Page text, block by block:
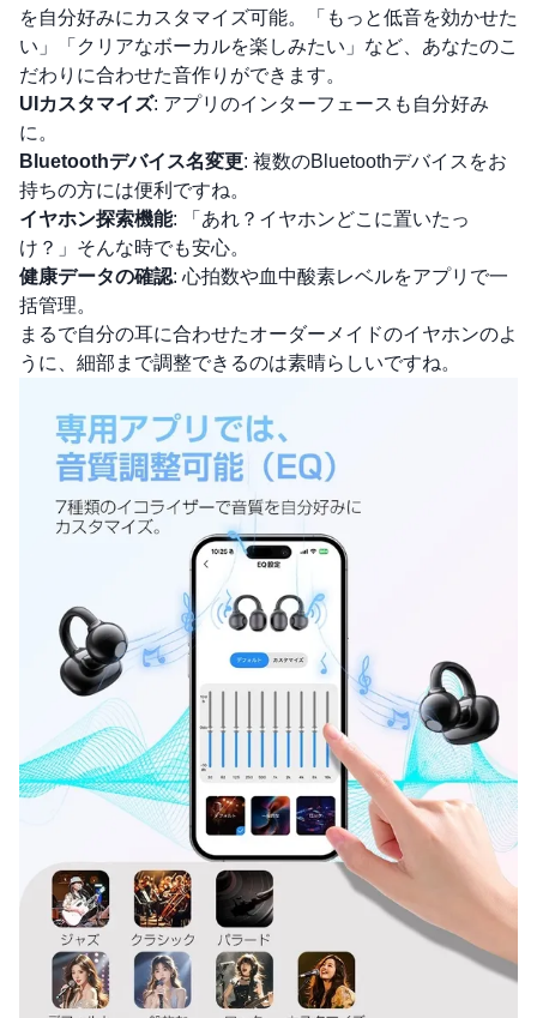
を自分好みにカスタマイズ可能。「もっと低音を効かせた
い」「クリアなボーカルを楽しみたい」など、あなたのこ
だわりに合わせた音作りができます。
UIカスタマイズ: アプリのインターフェースも自分好み
に。
Bluetoothデバイス名変更: 複数のBluetoothデバイスをお
持ちの方には便利ですね。
イヤホン探索機能: 「あれ？イヤホンどこに置いたっ
け？」そんな時でも安心。
健康データの確認: 心拍数や血中酸素レベルをアプリで一
括管理。
まるで自分の耳に合わせたオーダーメイドのイヤホンのよ
うに、細部まで調整できるのは素晴らしいですね。